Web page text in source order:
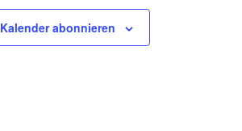
Kalender abonnieren